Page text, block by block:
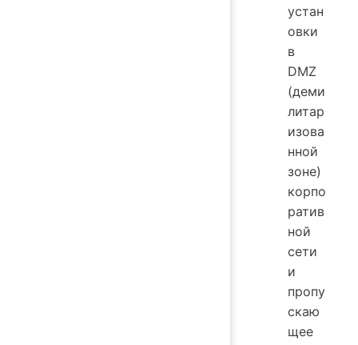
устан
овки
в
DMZ
(деми
литар
изова
нной
зоне)
корпо
ратив
ной
сети
и
пропу
скаю
щее